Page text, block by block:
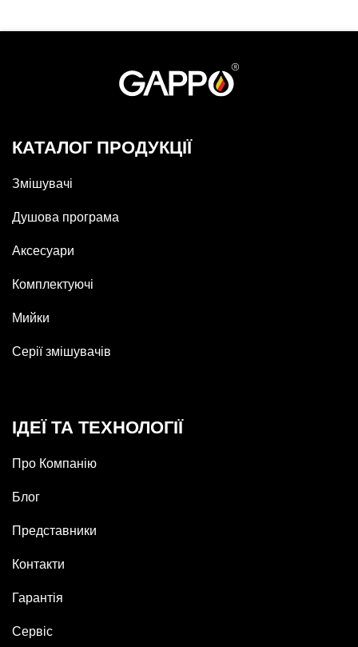
КАТАЛОГ ПРОДУКЦІЇ
Змішувачі
Душова програма
Аксесуари
Комплектуючі
Мийки
Серії змішувачів
ІДЕЇ ТА ТЕХНОЛОГІЇ
Про Компанію
Блог
Представники
Контакти
Гарантія
Сервіс